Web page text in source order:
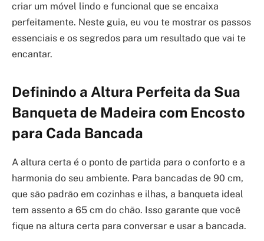
criar um móvel lindo e funcional que se encaixa
perfeitamente. Neste guia, eu vou te mostrar os passos
essenciais e os segredos para um resultado que vai te
encantar.
Definindo a Altura Perfeita da Sua
Banqueta de Madeira com Encosto
para Cada Bancada
A altura certa é o ponto de partida para o conforto e a
harmonia do seu ambiente. Para bancadas de 90 cm,
que são padrão em cozinhas e ilhas, a banqueta ideal
tem assento a 65 cm do chão. Isso garante que você
fique na altura certa para conversar e usar a bancada.